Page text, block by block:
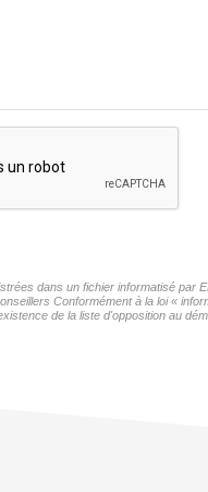
dans un fichier informatisé
Conformément à la loi «
de la liste d'opposition au